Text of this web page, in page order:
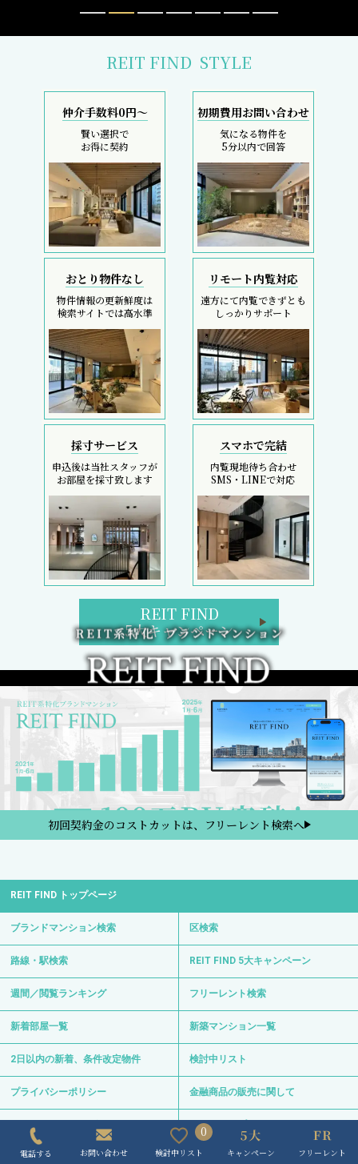
REIT FIND STYLE
仲介手数料0円～
賢い選択で
お得に契約
初期費用お問い合わせ
気になる物件を
5分以内で回答
おとり物件なし
物件情報の更新鮮度は
検索サイトでは高水準
リモート内覧対応
遠方にて内覧できずとも
しっかりサポート
採寸サービス
申込後は当社スタッフが
お部屋を採寸致します
スマホで完結
内覧現地待ち合わせ
SMS・LINEで対応
REIT FIND
5大キャンペーン
初回契約金のコストカットは、フリーレント検索へ
REIT FIND トップページ
ブランドマンション検索 区検索
路線・駅検索 REIT FIND 5大キャンペーン
週間／閲覧ランキング フリーレント検索
新着部屋一覧 新築マンション一覧
2日以内の新着、条件改定物件 検討中リスト
プライバシーポリシー 金融商品の販売に関して
REIT FINDからのお知らせ サイトマップ
お問い合わせ サイト運営会社
電話する お問い合わせ
0
検討中リスト キャンペーン フリーレント